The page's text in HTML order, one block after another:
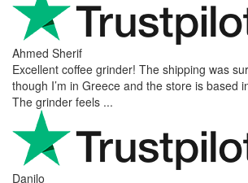
Nerijus
Excellent store! Friendly and professional
shipping, and the item arrived well packaged.
purchasing experience was smoot ...